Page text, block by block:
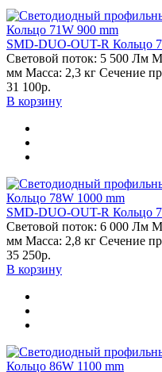
SMD-DUO-OUT-R Кольцо
Световой поток: 5 500 Лм
мм Масса: 2,3 кг Сечение
31 100р.
В корзину
SMD-DUO-OUT-R Кольцо
Световой поток: 6 000 Лм
мм Масса: 2,8 кг Сечение
35 250р.
В корзину